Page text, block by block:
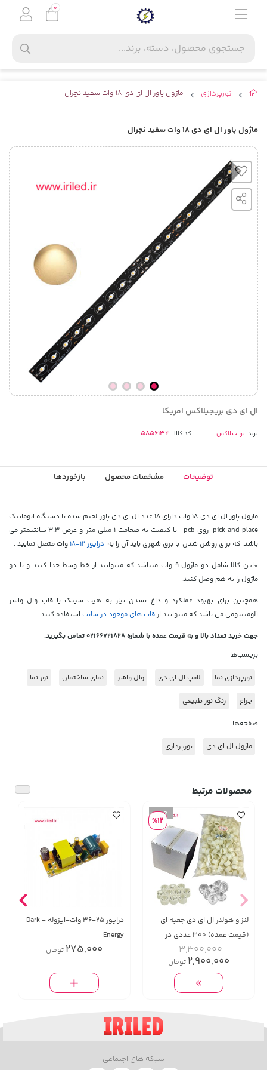
نورپردازی ماژول پاور ال ای دی 18 وات سفید نچرال
ماژول پاور ال ای دی 18 وات سفید نچرال
ال ای دی بریجیلاکس امریکا
برند: بریجیلاکس کد کالا :
توضیحات مشخصات محصول بازخوردها
ماژول پاور ال ای دی 18 وات دارای 18 عدد ال ای دی پاور لحیم شده با دستگاه اتوماتیک
pick and place روی pcb با کیفیت به ضخامت 1 میلی متر و عرض 3.3
سانتیمتر می
باشد. که برای روشن شدن با برق شهری باید آن را به درایور 12-18
وات متصل نمایید .
*این کالا شامل دو ماژول 9 وات میباشد که میتوانید از خط وسط جدا کنید و یا دو
ماژول را به هم وصل کنید.
همچنین برای بهبود عملکرد و داغ نشدن نیاز به هیت سینک یا قاب وال واشر
آلومینیومی می باشد که میتوانید از قاب های موجود در سایت استفاده کنید.
جهت خرید تعداد بالا و به قیمت عمده با شماره 02166721828 تماس بگیرید.
برچسب‌ها
نورپردازی نما لامپ ال ای دی وال واشر نمای ساختمان نور نما
چراغ رنگ نور طبیعی
صفحه‌ها
ماژول ال ای دی نورپردازی
محصولات مرتبط
%12
لنز و هولدر ال ای دی جعبه ای
(قیمت عمده) 300 عددی در
3,300,000
2,900,000 تومان
درايور 25-36 وات-ایزوله - Dark
Energy
275,000 تومان
شبکه های اجتماعی
0